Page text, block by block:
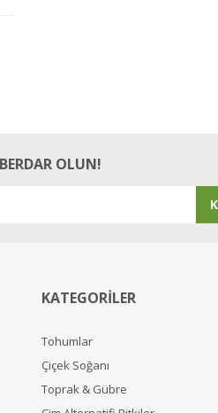
OLUN!
KATEGORİLER
Tohumlar
Çiçek Soğanı
Toprak & Gübre